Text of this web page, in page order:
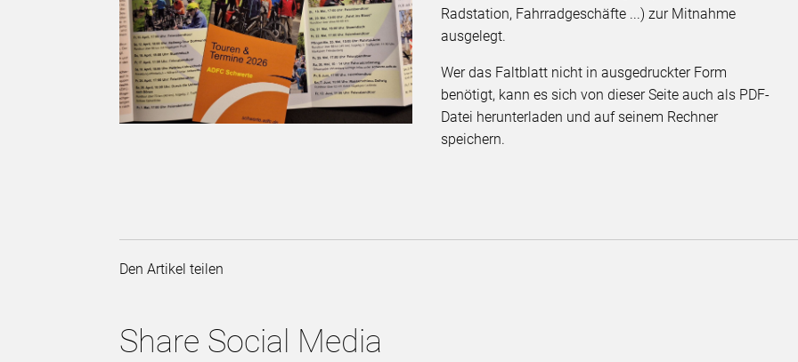
Radstation, Fahrradgeschäfte ...) zur Mitnahme
ausgelegt.
Wer das Faltblatt nicht in ausgedruckter Form
benötigt, kann es sich von dieser Seite auch als PDF-
Datei herunterladen und auf seinem Rechner
speichern.
Den Artikel teilen
Share Social Media